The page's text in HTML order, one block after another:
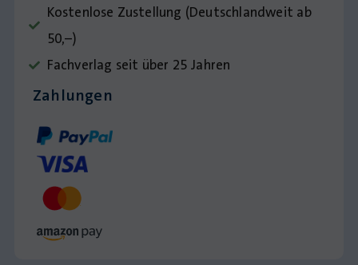
Kostenlose Zustellung (Deutschlandweit ab
50,–)
Fachverlag seit über 25 Jahren
Zahlungen